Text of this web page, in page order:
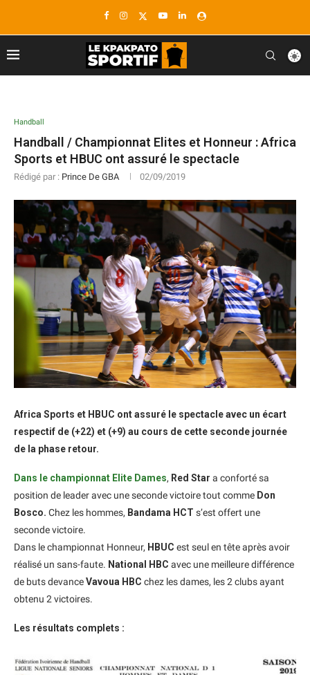
Handball
Handball / Championnat Elites et Honneur : Africa
Sports et HBUC ont assuré le spectacle
Rédigé par : Prince De GBA 02/09/2019
Africa Sports et HBUC ont assuré le spectacle avec un écart
respectif de (+22) et (+9) au cours de cette seconde journée
de la phase retour.
Dans le championnat Elite Dames, Red Star a conforté sa
position de leader avec une seconde victoire tout comme Don
Bosco. Chez les hommes, Bandama HCT s’est offert une
seconde victoire.
Dans le championnat Honneur, HBUC est seul en tête après avoir
réalisé un sans-faute. National HBC avec une meilleure différence
de buts devanceVavoua HBC chez les dames, les 2 clubs ayant
obtenu 2 victoires.
Les résultats complets :